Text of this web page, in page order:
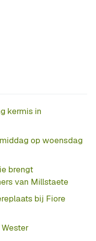
kermis in
op woensdag
brengt
van Millstaete
bij Fiore